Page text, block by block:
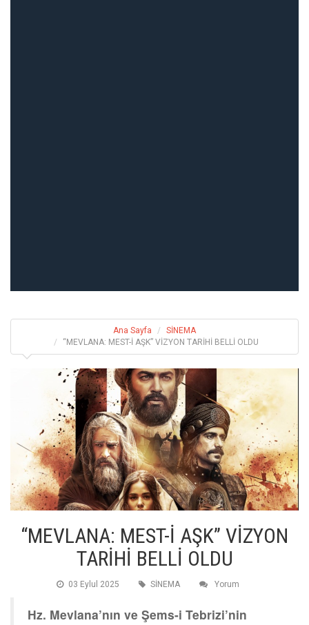
Ana Sayfa
SİNEMA
“MEVLANA: MEST-İ AŞK” VİZYON TARİHİ BELLİ OLDU
“MEVLANA: MEST-İ AŞK” VİZYON
TARİHİ BELLİ OLDU
03 Eylul 2025 SİNEMA Yorum
Hz. Mevlana’nın ve Şems-i Tebrizi’nin